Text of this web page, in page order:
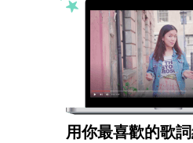
用你最喜歡的歌